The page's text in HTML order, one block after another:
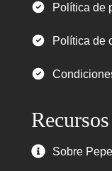
Política de
Política de
Sobre